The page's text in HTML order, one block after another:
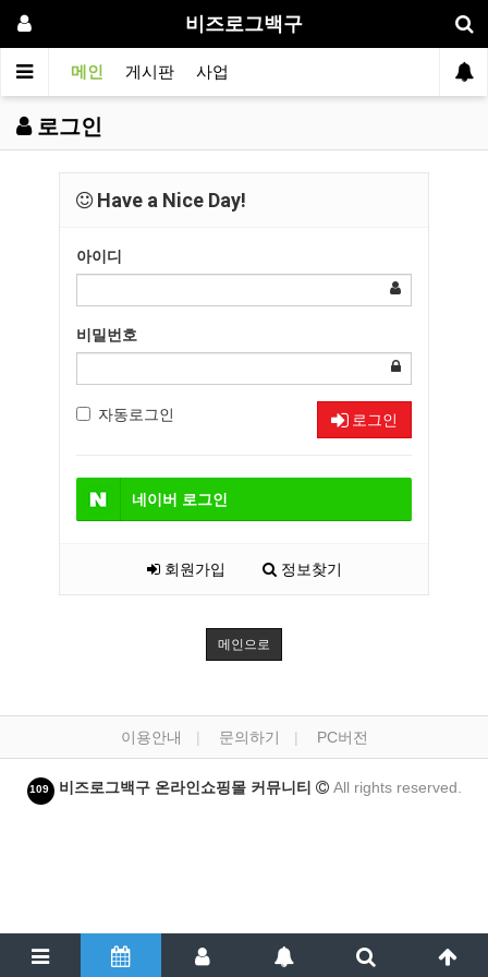
비즈로그백구
메인 게시판 사업
로그인
Have a Nice Day!
아이디
비밀번호
자동로그인 로그인
네이버 로그인
회원가입 정보찾기
메인으로
이용안내 문의하기 PC버전
109 비즈로그백구 온라인쇼핑몰 커뮤니티 All rights reserved.